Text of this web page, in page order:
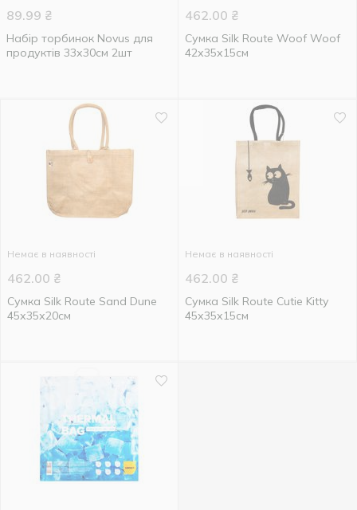
89.99 ₴
Набір торбинок Novus для
продуктів 33х30см 2шт
462.00 ₴
Сумка Silk Route Woof Woof
42х35х15см
Немає в наявності
462.00 ₴
Сумка Silk Route Sand Dune
45х35х20см
Немає в наявності
462.00 ₴
Сумка Silk Route Cutie Kitty
45х35х15см